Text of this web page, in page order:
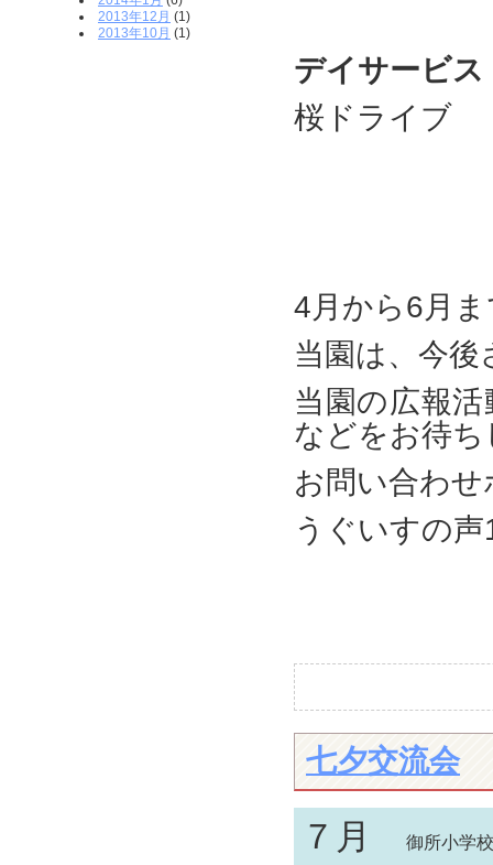
2013年12月 (1)
2013年10月 (1)
デイサービス
桜ドライブ
4月から6月
当園は、今
当園の広報
などをお待
お問い合わ
うぐいすの
七夕交流会
７月 御所小学校